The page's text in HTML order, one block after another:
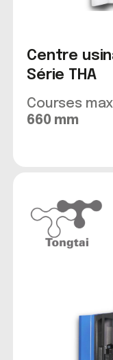
Centre
Série THA
Courses
660 mm